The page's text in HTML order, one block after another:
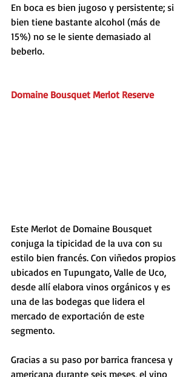
En boca es bien jugoso y persistente; si
bien tiene bastante alcohol (más de
15%) no se le siente demasiado al
beberlo.
Domaine Bousquet Merlot Reserve
Este Merlot de Domaine Bousquet
conjuga la tipicidad de la uva con su
estilo bien francés. Con viñedos propios
ubicados en Tupungato, Valle de Uco,
desde allí elabora vinos orgánicos y es
una de las bodegas que lidera el
mercado de exportación de este
segmento.
Gracias a su paso por barrica francesa y
americana durante seis meses, el vino